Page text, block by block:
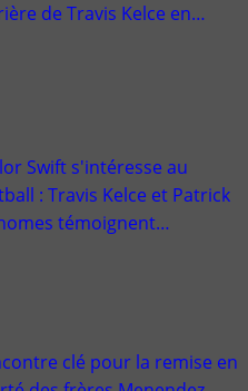
de Travis Kelce en…
Swift s'intéresse au
: Travis Kelce et Patrick
témoignent…
clé pour la remise en